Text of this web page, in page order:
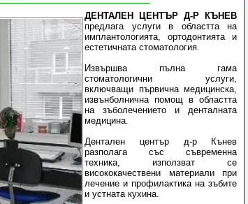
ДЕНТАЛЕН ЦЕНТЪР Д-Р КЪНЕВ
предлага услуги в областта на
имплантологията, ортодонтията и
естетичната стоматология.
Извършва пълна гама
стоматологични услуги,
включващи първична медицинска,
извънболнична помощ в областта
на зъболечението и денталната
медицина.
Дентален център д-р Кънев
разполага със съвременна
техника, използват се
висококачествени материали при
лечение и профилактика на зъбите
и устната кухина.